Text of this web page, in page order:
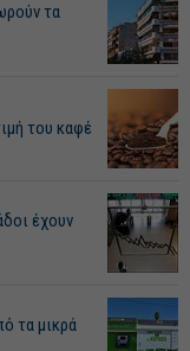
τα
του καφέ
έχουν
τα μικρά